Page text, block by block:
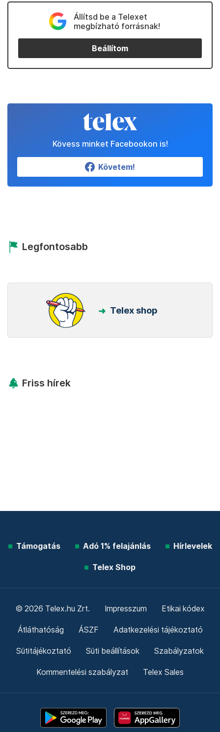
Állítsd be a Telexet
megbízható forrásnak!
Beállítom
Kövess minket Facebookon is!
Követem!
Legfontosabb
Telex shop
Friss hírek
Támogatás Adó 1% felajánlás Hírlevelek
Telex Shop
© 2026 Telex.hu Zrt. Impresszum Etikai kódex
Átláthatóság ÁSZF Adatkezelési tájékoztató
Sütitájékoztató Süti beállítások Szabályzatok
Kommentelési szabályzat Telex Sales